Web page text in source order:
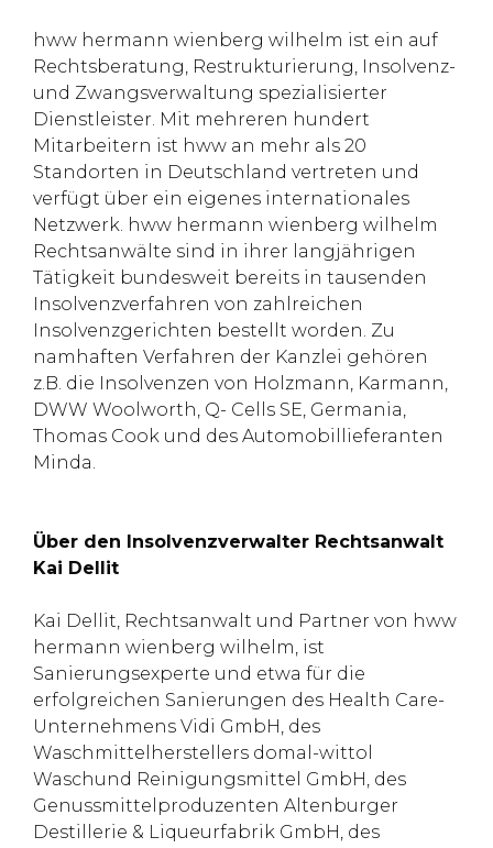
hww hermann wienberg wilhelm ist ein auf
Rechtsberatung, Restrukturierung, Insolvenz-
und Zwangsverwaltung spezialisierter
Dienstleister. Mit mehreren hundert
Mitarbeitern ist hww an mehr als 20
Standorten in Deutschland vertreten und
verfügt über ein eigenes internationales
Netzwerk. hww hermann wienberg wilhelm
Rechtsanwälte sind in ihrer langjährigen
Tätigkeit bundesweit bereits in tausenden
Insolvenzverfahren von zahlreichen
Insolvenzgerichten bestellt worden. Zu
namhaften Verfahren der Kanzlei gehören
z.B. die Insolvenzen von Holzmann, Karmann,
DWW Woolworth, Q- Cells SE, Germania,
Thomas Cook und des Automobillieferanten
Minda.
Über den Insolvenzverwalter Rechtsanwalt
Kai Dellit
Kai Dellit, Rechtsanwalt und Partner von hww
hermann wienberg wilhelm, ist
Sanierungsexperte und etwa für die
erfolgreichen Sanierungen des Health Care-
Unternehmens Vidi GmbH, des
Waschmittelherstellers domal-wittol
Waschund Reinigungsmittel GmbH, des
Genussmittelproduzenten Altenburger
Destillerie & Liqueurfabrik GmbH, des